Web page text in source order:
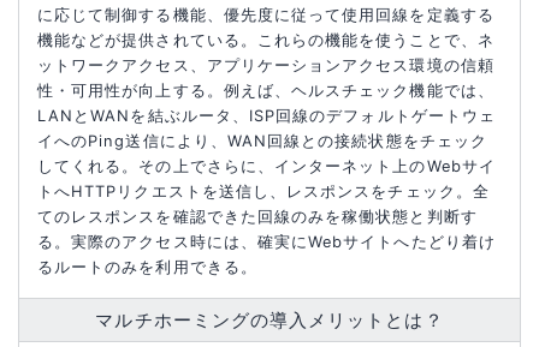
に応じて制御する機能、優先度に従って使用回線を定義する
機能などが提供されている。これらの機能を使うことで、ネ
ットワークアクセス、アプリケーションアクセス環境の信頼
性・可用性が向上する。例えば、ヘルスチェック機能では、
LANとWANを結ぶルータ、ISP回線のデフォルトゲートウェ
イへのPing送信により、WAN回線との接続状態をチェック
してくれる。その上でさらに、インターネット上のWebサイ
トへHTTPリクエストを送信し、レスポンスをチェック。全
てのレスポンスを確認できた回線のみを稼働状態と判断す
る。実際のアクセス時には、確実にWebサイトへたどり着け
るルートのみを利用できる。
マルチホーミングの導入メリットとは？